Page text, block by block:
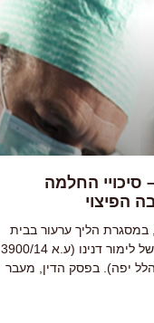
סיכויי החלמה
הפיצוי
במסגרת הליך ערעור בבית
משפט העליון בעניינה של לימור דנינו (ע.א 3900/14
יפה). בפסק הדין, מעבר